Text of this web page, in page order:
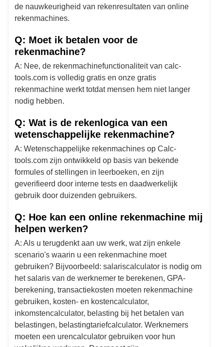
de nauwkeurigheid van rekenresultaten van online
rekenmachines.
Q: Moet ik betalen voor de
rekenmachine?
A: Nee, de rekenmachinefunctionaliteit van calc-
tools.com is volledig gratis en onze gratis
rekenmachine werkt totdat mensen hem niet langer
nodig hebben.
Q: Wat is de rekenlogica van een
wetenschappelijke rekenmachine?
A: Wetenschappelijke rekenmachines op Calc-
tools.com zijn ontwikkeld op basis van bekende
formules of stellingen in leerboeken, en zijn
geverifieerd door interne tests en daadwerkelijk
gebruik door duizenden gebruikers.
Q: Hoe kan een online rekenmachine mij
helpen werken?
A: Als u terugdenkt aan uw werk, wat zijn enkele
scenario's waarin u een rekenmachine moet
gebruiken? Bijvoorbeeld: salariscalculator is nodig om
het salaris van de werknemer te berekenen, GPA-
berekening, transactiekosten moeten rekenmachine
gebruiken, kosten- en kostencalculator,
inkomstencalculator, belasting bij het betalen van
belastingen, belastingtariefcalculator. Werknemers
moeten een urencalculator gebruiken voor hun